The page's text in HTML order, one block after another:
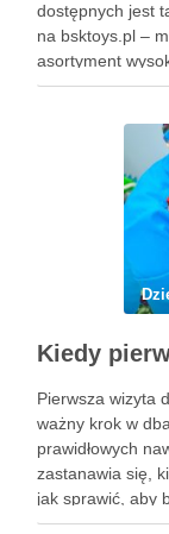
dostępnych jest
na bsktoys.pl –
asortyment
bezpieczeństwa
Pierwsza wizyta
ważny krok w
prawidłowych
zastanawia się,
jak sprawić, aby